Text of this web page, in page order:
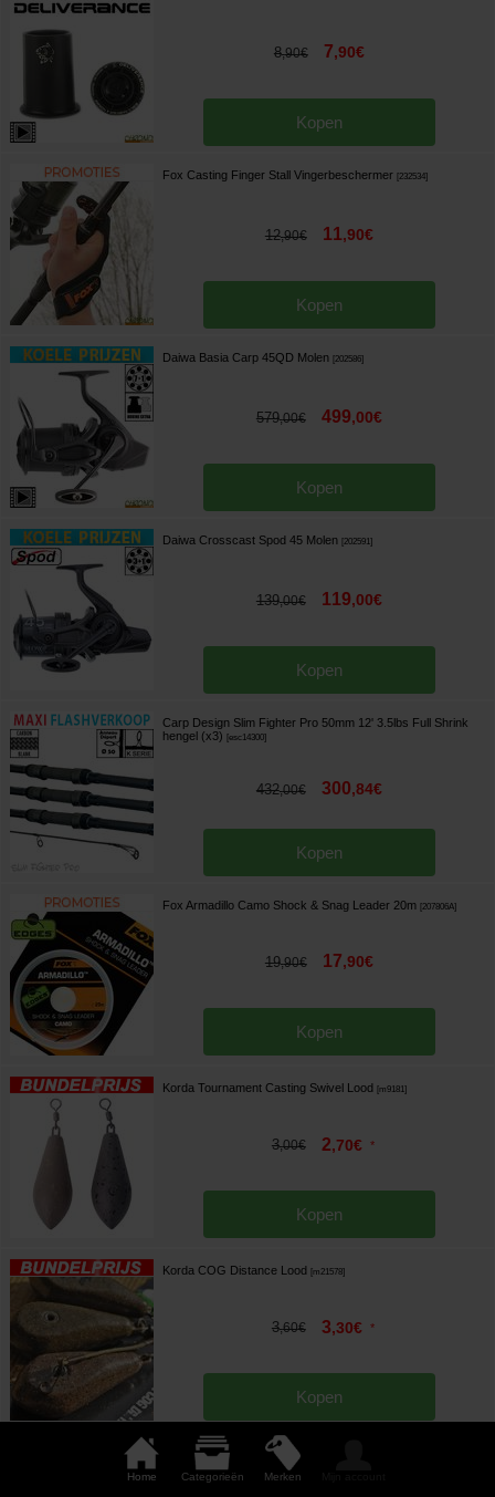
Home Categorieën Merken
8,90€ 7,90€
Kopen
Fox Casting Finger Stall Vingerbeschermer 232534]
12,90€ 11,90€
Kopen
Daiwa Basia Carp 45QD Molen 202586]
579,00€ 499,00€
Kopen
Daiwa Crosscast Spod 45 Molen 202591]
139,00€ 119,00€
Kopen
Carp Design Slim Fighter Pro 50mm 12' 3.5lbs Full Shrink
hengel (x3)
[esc14300]
432,00€ 300,84€
Kopen
Fox Armadillo Camo Shock & Snag Leader 20m 207806A]
19,90€ 17,90€
Kopen
Korda Tournament Casting Swivel Lood [m9181]
3,00€ 2,70€ *
Kopen
Korda COG Distance Lood [m21578]
3,60€ 3,30€ *
Kopen
Korda Leadcore Helicopter Leaders 1m (x 3)